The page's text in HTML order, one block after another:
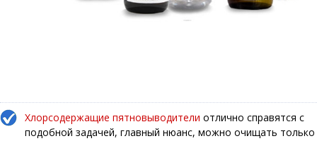
Хлорсодержащие пятновыводители отлично справятся с
подобной задачей, главный нюанс, можно очищать только